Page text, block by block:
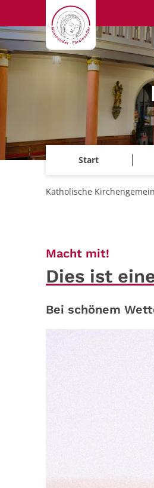
Zum Inhalt springen
Start
Katholische
Macht mit!
Dies ist
Bei schönem